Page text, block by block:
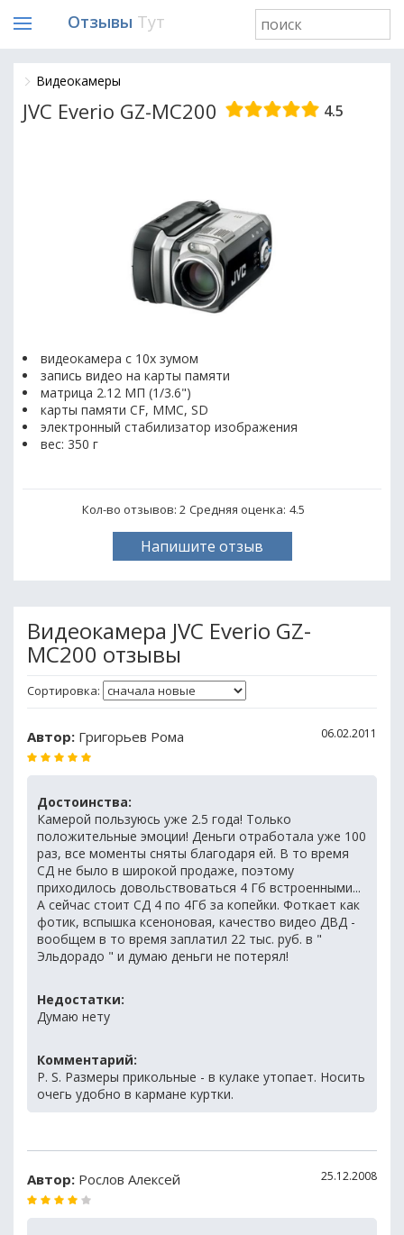
Отзывы Тут
Видеокамеры
JVC Everio GZ-MC200 4.5
видеокамера с 10x зумом
запись видео на карты памяти
матрица 2.12 МП (1/3.6")
карты памяти CF, MMC, SD
электронный стабилизатор изображения
вес: 350 г
Кол-во отзывов: 2 Средняя оценка: 4.5
Напишите отзыв
Видеокамера JVC Everio GZ-
MC200 отзывы
Сортировка:
Автор: Григорьев Рома 06.02.2011
Достоинства:
Камерой пользуюсь уже 2.5 года! Только
положительные эмоции! Деньги отработала уже 100
раз, все моменты сняты благодаря ей. В то время
СД не было в широкой продаже, поэтому
приходилось довольствоваться 4 Гб встроенными...
А сейчас стоит СД 4 по 4Гб за копейки. Фоткает как
фотик, вспышка ксеноновая, качество видео ДВД -
вообщем в то время заплатил 22 тыс. руб. в "
Эльдорадо " и думаю деньги не потерял!
Недостатки:
Думаю нету
Комментарий:
P. S. Размеры прикольные - в кулаке утопает. Носить
очегь удобно в кармане куртки.
Автор: Рослов Алексей 25.12.2008